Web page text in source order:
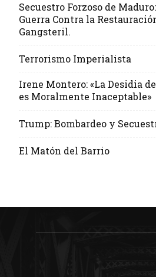
Secuestro Forzoso de
Guerra Contra la
Gangsteril.
Terrorismo Imperialista
Irene Montero: «La Desidia
es Moralmente Inaceptable»
Trump: Bombardeo y
El Matón del Barrio